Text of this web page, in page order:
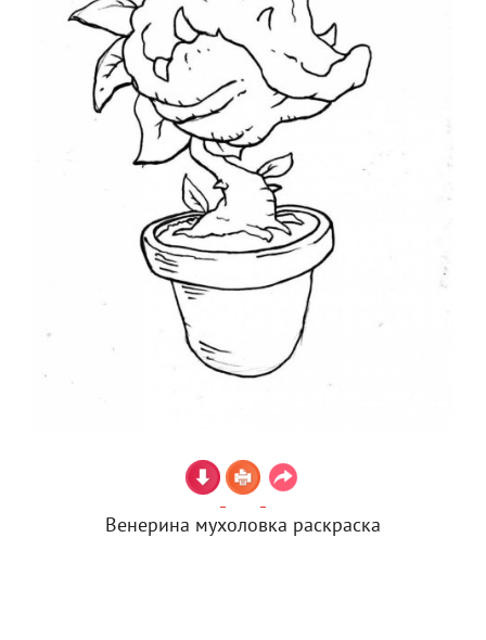
Венерина мухоловка раскраска